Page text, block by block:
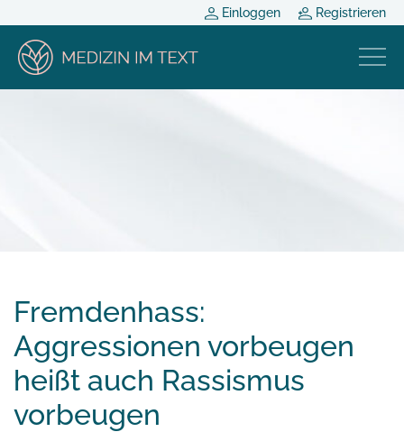
Einloggen Registrieren
Fremdenhass:
Aggressionen vorbeugen
heißt auch Rassismus
vorbeugen